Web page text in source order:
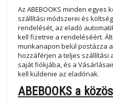
Az ABEBOOKS minden
szállítási módszerei és
rendelését, az eladó
kell fizetnie a rendeléséért.
munkanapon belül postázza
hozzáférjen a teljes szállítási
saját fiókjába, és a
kell küldenie az eladónak.
ABEBOOKS a